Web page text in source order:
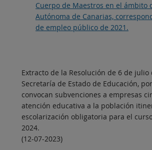
Cuerpo de Maestros en el ámbito
Autónoma de Canarias,
de empleo público de 2021.
Extracto de la Resolución de 6 de julio
Secretaría de Estado de Educación,
convocan subvenciones a empresas
atención educativa a la población
escolarización obligatoria para el
2024.
(12-07-2023)